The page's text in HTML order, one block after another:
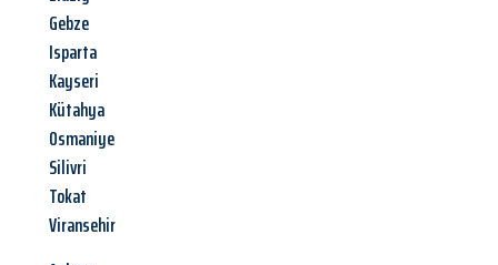
Gebze
Isparta
Kayseri
Kütahya
Osmaniye
Silivri
Tokat
Viransehir